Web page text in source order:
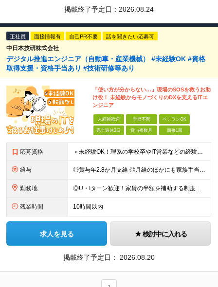
掲載終了予定日： 2026.08.24
正社員 面接情報有 自己PR不要 話を聞きたい応募可
中日本技研株式会社
デジタル推進エンジニア（自動車・産業機械） #未経験OK #資格
取得支援・資格手当あり #技術研修等あり
「使い方が分からない…」現場のSOSを救うお助
け役！ 未経験からモノづくりのDXを支えるITエ
ンジニア
未経験歓迎 学歴不問 ベテランOK
完全週休2日 賞与複数月 面接1回
応募資格 ＜未経験OK！理系の学校卒やIT営業などの経験がある方歓迎＞ ★カジュアル面談実施中！ ■学歴不問 ■普通自動車免許（AT限定可）をお持ちの方 ≪こんな方にピッタリ≫ □ 人の役に立つことが好き、
給与 ◎賞与年2.8か月支給 ◎月給のほかにも家族手当や資格手当、家賃補助など嬉しい手当てが充実！ 月給：24万円～35万円＋交通費＋賞与年2回 ※経験・能力・年齢などを考慮の上、当社規定により決定しま
勤務地 ◎U・Iターン歓迎！家賃の半額を補助する制度も完備 ◎勤務先は愛知県内の各プロジェクト先です。 通勤のしやすさを考慮して決定します。 ■本社 愛知県名古屋市中区千代田2-10-31 ※実際の勤務
残業時間 10時間以内
求人を見る 検討中に入れる
掲載終了予定日： 2026.08.20